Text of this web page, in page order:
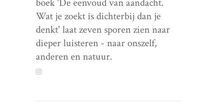
boek 'De eenvoud van aandacht.
Wat je zoekt is dichterbij dan je
denkt' laat zeven sporen zien naar
dieper luisteren - naar onszelf,
anderen en natuur.